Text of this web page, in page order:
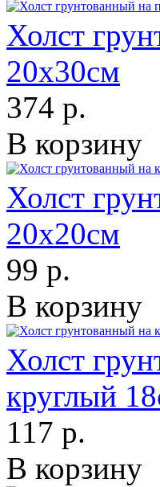
Холст
20х30см
374 р.
В корзину
Холст
20х20см
99 р.
В корзину
Холст
круглый
117 р.
В корзину